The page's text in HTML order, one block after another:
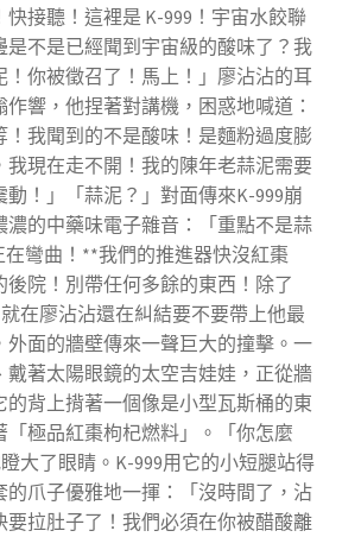
快接聽！這裡是 K-999！宇宙水餃聯
是不是已經聞到宇宙級的酸味了？我
！你被徵召了！馬上！」廖沾沾的耳
響，他捏著對講機，困惑地喊道：
！我聞到的不是酸味！是麵粉過度膨
我現在走不開！我的陳年老蒜泥需要
！」「蒜泥？」對面傳來K-999崩
濃的中藥味電子雜音：「重點不是蒜
彎曲！**我們的推進器快沒紅棗
後院！別帶任何多餘的東西！除了
在廖沾沾還在糾結要不要帶上他最
外面的牆壁傳來一聲巨大的撞擊。一
戴著太陽眼鏡的太空吉娃娃，正從牆
的背上揹著一個像是小型瓦斯桶的東
「極品紅棗枸杞燃料」。「你怎麼
大了眼睛。K-999用它的小短腿站得
的爪子優雅地一揮：「沒時間了，沾
要拉肚子了！我們必須在你被醋酸離